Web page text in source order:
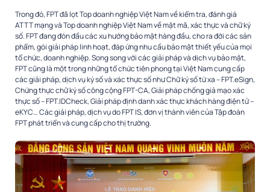
Trong đó, FPT đã lọt Top doanh nghiệp Việt Nam về kiểm tra, đánh giá
ATTT mạng và Top doanh nghiệp Việt Nam về mật mã, xác thực và chữ ký
số. FPT đang đón đầu các xu hướng bảo mật hàng đầu, cho ra đời các sản
phẩm, gói giải pháp linh hoạt, đáp ứng nhu cầu bảo mật thiết yếu của mọi
tổ chức, doanh nghiệp. Song song với các giải pháp và dịch vụ bảo mật,
FPT cũng là một trong những tổ chức tiên phong tại Việt Nam cung cấp
các giải pháp, dịch vụ ký số và xác thực số như Chữ ký số từ xa – FPT.eSign,
Chứng thực chữ ký số công cộng FPT-CA, Giải pháp chống giả mạo xác
thực số – FPT.IDCheck, Giải pháp định danh xác thực khách hàng điện tử –
eKYC… Các giải pháp, dịch vụ do FPT IS, đơn vị thành viên của Tập đoàn
FPT phát triển và cung cấp cho thị trường.